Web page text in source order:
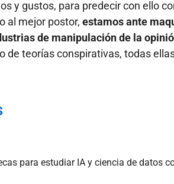
y gustos, para predecir con ello
al mejor postor, estamos ante
de manipulación de la
de teorías conspirativas, todas
para estudiar IA y ciencia de datos